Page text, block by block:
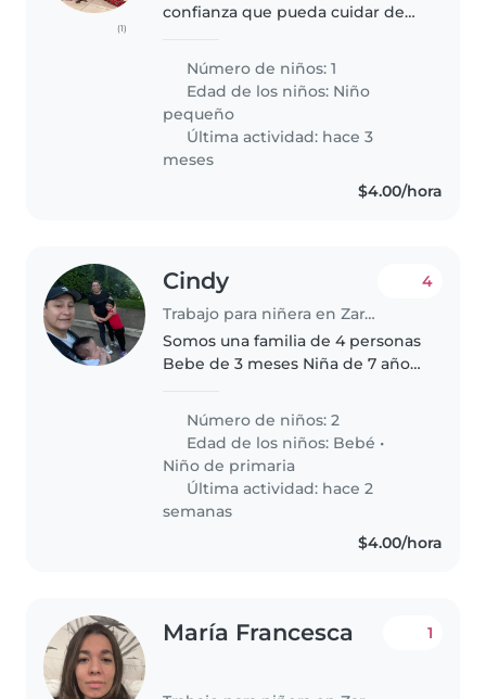
(1)
confianza que pueda cuidar de
cómoda cocinando y realizando
tareas del hogar (siempre
relacionado..
Número de niños: 1
Edad de los niños: Niño
pequeño
Última actividad: hace 3
meses
$4.00/hora
Cindy
Trabajo para niñera en Zaragoza
4
Somos una familia de 4 personas
Bebe de 3 meses Niña de 7 años
después tiene extracurriculares,
La niña es independiente le
gusta mucho jugar..
Número de niños: 2
Edad de los niños: Bebé •
Niño de primaria
Última actividad: hace 2
semanas
$4.00/hora
María Francesca 1